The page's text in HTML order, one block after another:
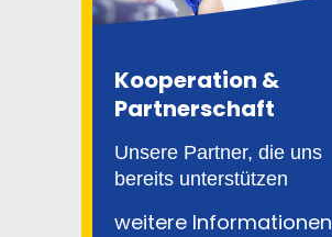
Kooperation &
Partnerschaft
Unsere Partner, die uns
bereits unterstützen
weitere Informationen